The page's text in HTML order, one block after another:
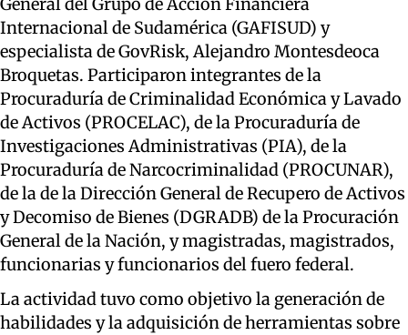
General del Grupo de Acción Financiera
Internacional de Sudamérica (GAFISUD) y
especialista de GovRisk, Alejandro Montesdeoca
Broquetas. Participaron integrantes de la
Procuraduría de Criminalidad Económica y Lavado
de Activos (PROCELAC), de la Procuraduría de
Investigaciones Administrativas (PIA), de la
Procuraduría de Narcocriminalidad (PROCUNAR),
de la de la Dirección General de Recupero de Activos
y Decomiso de Bienes (DGRADB) de la Procuración
General de la Nación, y magistradas, magistrados,
funcionarias y funcionarios del fuero federal.
La actividad tuvo como objetivo la generación de
habilidades y la adquisición de herramientas sobre